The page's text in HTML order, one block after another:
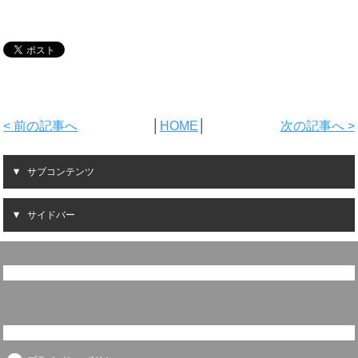
< 前の記事へ HOME 次の記事へ >
サブコンテンツ
サイドバー